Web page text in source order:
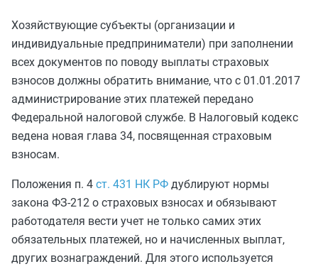
Хозяйствующие субъекты (организации и
индивидуальные предприниматели) при заполнении
всех документов по поводу выплаты страховых
взносов должны обратить внимание, что с 01.01.2017
администрирование этих платежей передано
Федеральной налоговой службе. В Налоговый кодекс
ведена новая глава 34, посвященная страховым
взносам.
Положения п. 4 ст. 431 НК РФ дублируют нормы
закона ФЗ-212 о страховых взносах и обязывают
работодателя вести учет не только самих этих
обязательных платежей, но и начисленных выплат,
других вознаграждений. Для этого используется